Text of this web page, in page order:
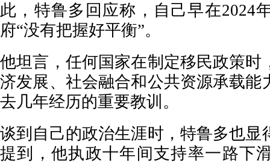
此，特鲁多回应称，自己早在2024
府“没有把握好平衡”。
他坦言，任何国家在制定移民政策时
济发展、社会融合和公共资源承载能
去几年经历的重要教训。
谈到自己的政治生涯时，特鲁多也显
提到，他执政十年间支持率一路下